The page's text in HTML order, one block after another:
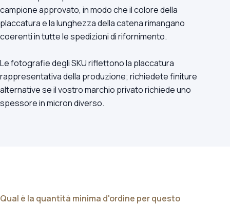
campione approvato, in modo che il colore della
placcatura e la lunghezza della catena rimangano
coerenti in tutte le spedizioni di rifornimento.
Le fotografie degli SKU riflettono la placcatura
rappresentativa della produzione; richiedete finiture
alternative se il vostro marchio privato richiede uno
spessore in micron diverso.
Qual è la quantità minima d'ordine per questo